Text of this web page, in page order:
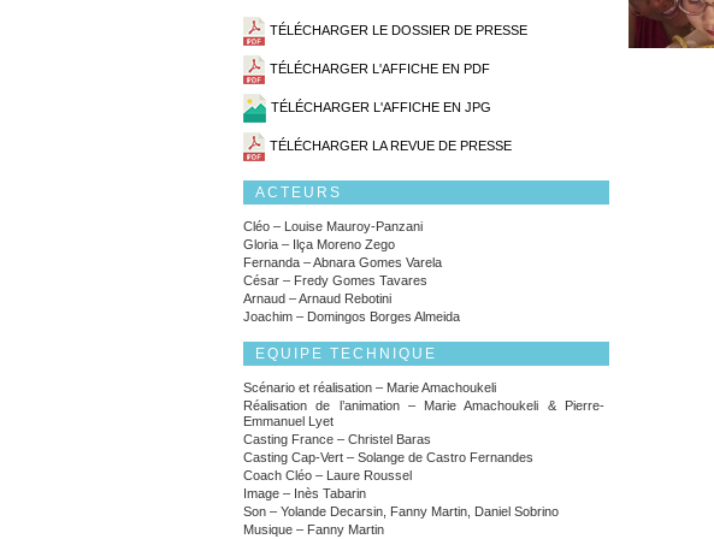
TÉLÉCHARGER LE DOSSIER DE PRESSE
TÉLÉCHARGER L'AFFICHE EN PDF
TÉLÉCHARGER L'AFFICHE EN JPG
TÉLÉCHARGER LA REVUE DE PRESSE
ACTEURS
Cléo – Louise Mauroy-Panzani
Gloria – Ilça Moreno Zego
Fernanda – Abnara Gomes Varela
César – Fredy Gomes Tavares
Arnaud – Arnaud Rebotini
Joachim – Domingos Borges Almeida
EQUIPE TECHNIQUE
Scénario et réalisation – Marie Amachoukeli
Réalisation de l’animation – Marie Amachoukeli & Pierre-
Emmanuel Lyet
Casting France – Christel Baras
Casting Cap-Vert – Solange de Castro Fernandes
Coach Cléo – Laure Roussel
Image – Inès Tabarin
Son – Yolande Decarsin, Fanny Martin, Daniel Sobrino
Musique – Fanny Martin